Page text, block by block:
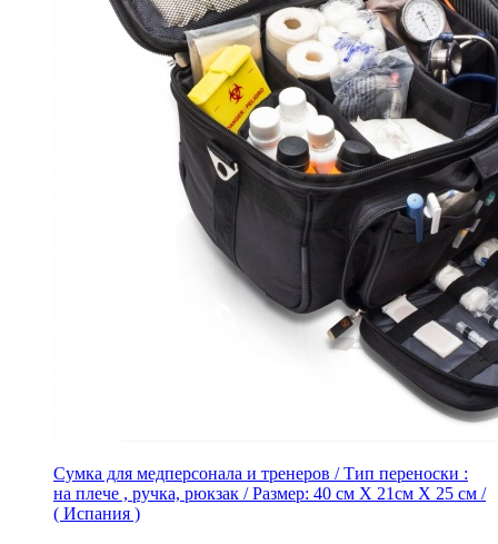
Сумка для медперсонала и тренеров / Тип переноски :
на плече , ручка, рюкзак / Размер: 40 см X 21см Х 25 см /
( Испания )